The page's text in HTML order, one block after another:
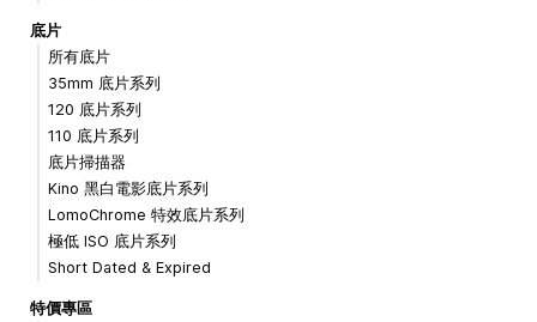
底片
所有底片
35mm 底片系列
120 底片系列
110 底片系列
底片掃描器
Kino 黑白電影底片系列
LomoChrome 特效底片系列
極低 ISO 底片系列
Short Dated & Expired
特價專區